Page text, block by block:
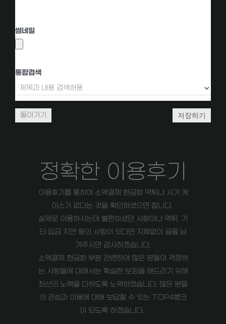
썸네일
통합검색
돌아가기 저장하기
정확한 이용후기
이용후기를 통하여 소액결제 현금화 먹튀나 사기 케
이스가 없다는 것을 확인하셨으면 합니다.
실제로 이용하시는데 불편하셨던 사항이나 먹튀, 기
타 입금 지연 등의 사항이 있다면 지체없이 글을 남
겨주시면 감사하곘습니다.
소액결제 현금화 부분 관련하여 많은 분들이 걱정하
는 사항들에 대해서는 확실한 보장을 해드리기 위해
최선의 노력을 다하도록 노력하겠습니다. 많은 분들
의 관심과 이용에 대해 보답할 수 있는 TOP4뱅크
이 되도록 하겠습니다.